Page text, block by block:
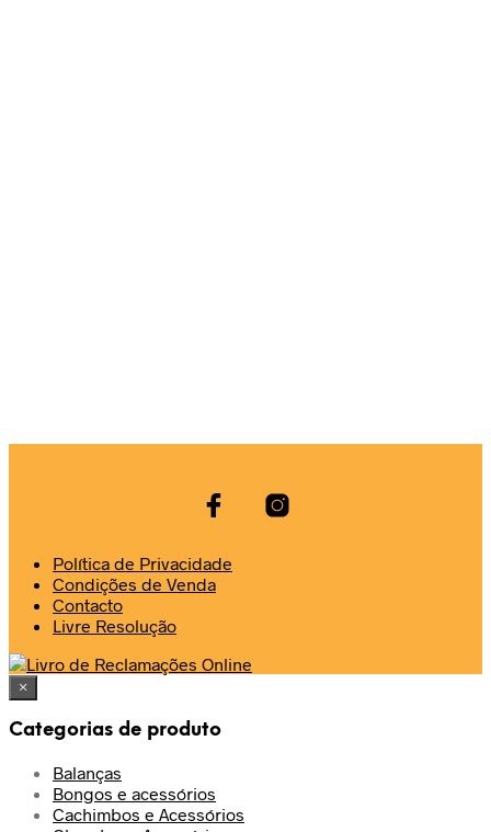
Política de Privacidade
Condições de Venda
Contacto
Livre Resolução
×
Categorias de produto
Balanças
Bongos e acessórios
Cachimbos e Acessórios